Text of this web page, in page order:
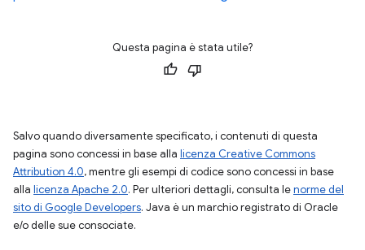
Questa pagina è stata utile?
Salvo quando diversamente specificato, i contenuti di questa
pagina sono concessi in base alla licenza Creative Commons
Attribution 4.0, mentre gli esempi di codice sono concessi in base
alla licenza Apache 2.0. Per ulteriori dettagli, consulta lenorme del
sito di Google Developers. Java è un marchio registrato di Oracle
e/o delle sue consociate.